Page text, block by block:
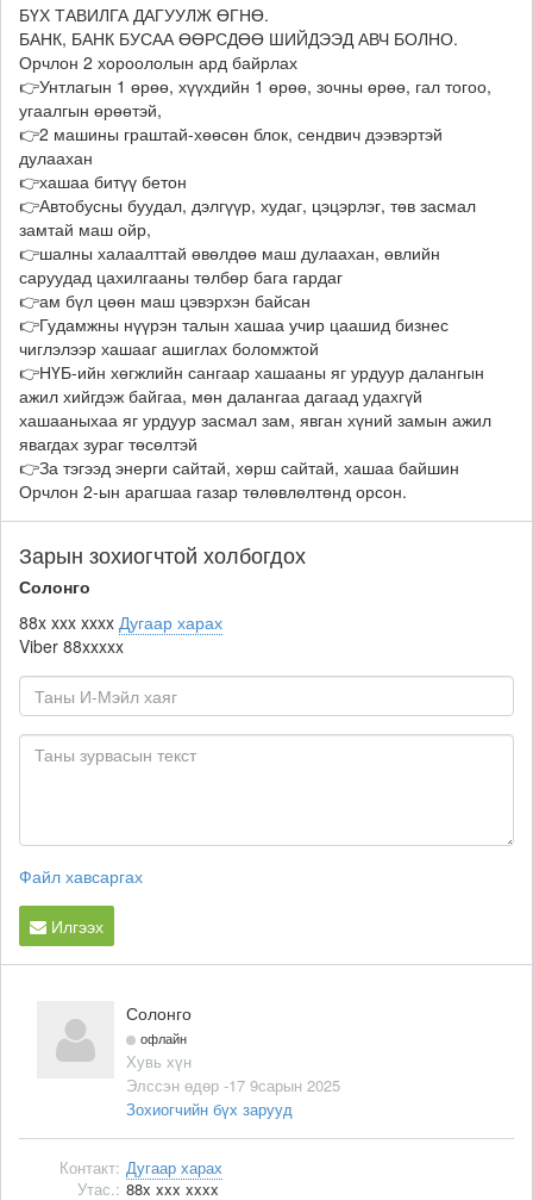
БҮХ ТАВИЛГА ДАГУУЛЖ ӨГНӨ.
БАНК, БАНК БУСАА ӨӨРСДӨӨ ШИЙДЭЭД АВЧ БОЛНО.
Орчлон 2 хороололын ард байрлах
👉Унтлагын 1 өрөө, хүүхдийн 1 өрөө, зочны өрөө, гал тогоо,
угаалгын өрөөтэй,
👉2 машины граштай-хөөсөн блок, сендвич дээвэртэй
дулаахан
👉хашаа битүү бетон
👉Автобусны буудал, дэлгүүр, худаг, цэцэрлэг, төв засмал
замтай маш ойр,
👉шалны халаалттай өвөлдөө маш дулаахан, өвлийн
саруудад цахилгааны төлбөр бага гардаг
👉ам бүл цөөн маш цэвэрхэн байсан
👉Гудамжны нүүрэн талын хашаа учир цаашид бизнес
чиглэлээр хашааг ашиглах боломжтой
👉НҮБ-ийн хөгжлийн сангаар хашааны яг урдуур далангын
ажил хийгдэж байгаа, мөн далангаа дагаад удахгүй
хашааныхаа яг урдуур засмал зам, явган хүний замын ажил
явагдах зураг төсөлтэй
👉За тэгээд энерги сайтай, хөрш сайтай, хашаа байшин
Орчлон 2-ын арагшаа газар төлөвлөлтөнд орсон.
Зарын зохиогчтой холбогдох
Солонго
88x xxx xxxx Дугаар харах
Viber 88xxxxx
Файл хавсаргах
Илгээх
Солонго
офлайн
Хувь хүн
Элссэн өдөр -17 9сарын 2025
Зохиогчийн бүх зарууд
Контакт: Дугаар харах
Утас.: 88x xxx xxxx